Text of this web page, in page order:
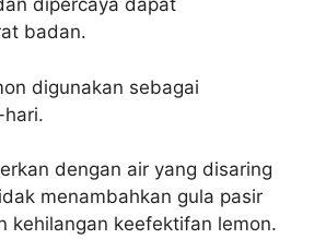
dipercaya dapat
badan.
digunakan sebagai
hari.
dengan air yang disaring
menambahkan gula pasir
kehilangan keefektifan lemon.